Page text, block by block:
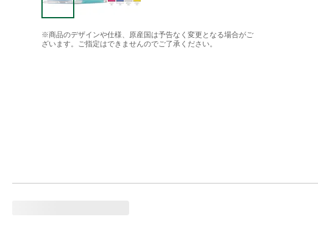
※商品のデザインや仕様、原産国は予告なく変更となる場合がご
ざいます。ご指定はできませんのでご了承ください。